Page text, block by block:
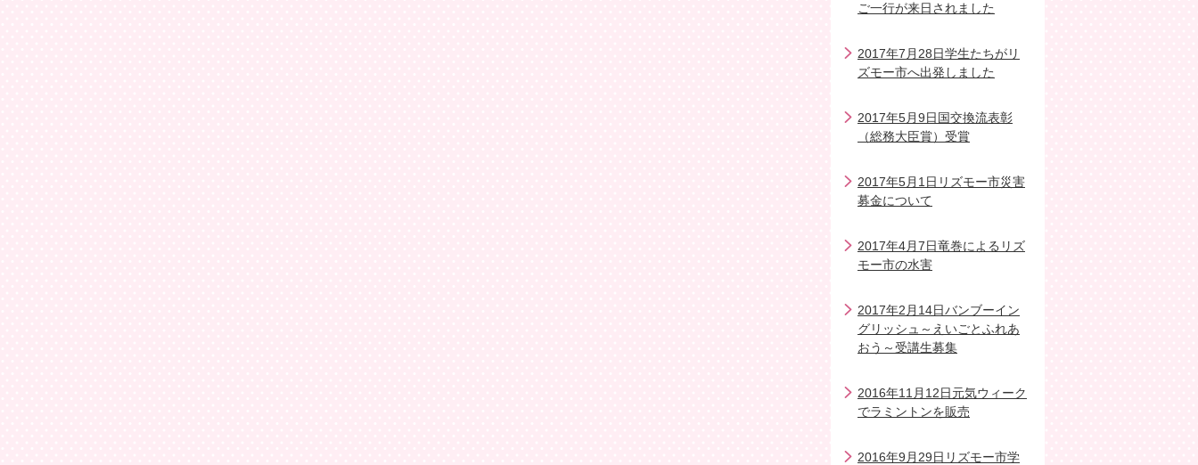
ご一行が来日されました
2017年7月28日学生たちがリ
ズモー市へ出発しました
2017年5月9日国交換流表彰
（総務大臣賞）受賞
2017年5月1日リズモー市災害
募金について
2017年4月7日竜巻によるリズ
モー市の水害
2017年2月14日バンブーイン
グリッシュ～えいごとふれあ
おう～受講生募集
2016年11月12日元気ウィーク
でラミントンを販売
2016年9月29日リズモー市学